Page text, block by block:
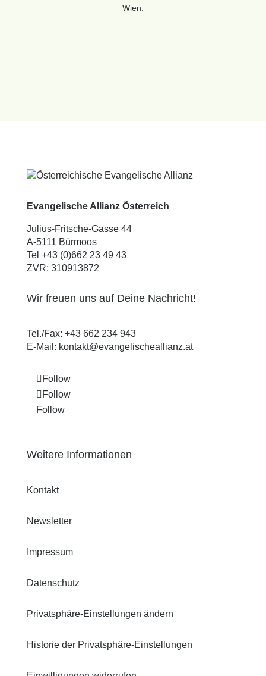
Wien.
Evangelische Allianz Österreich
Julius-Fritsche-Gasse 44
A-5111 Bürmoos
Tel +43 (0)662 23 49 43
ZVR: 310913872
Wir freuen uns auf Deine Nachricht!
Tel./Fax: +43 662 234 943
E-Mail: kontakt@evangelischeallianz.at
Follow
Follow
Follow
Weitere Informationen
Kontakt
Newsletter
Impressum
Datenschutz
Privatsphäre-Einstellungen ändern
Historie der Privatsphäre-Einstellungen